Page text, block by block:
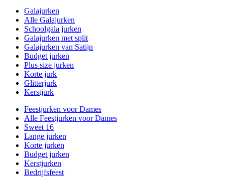
Galajurken
Alle Galajurken
Schoolgala jurken
Galajurken met split
Galajurken van Satijn
Budget jurken
Plus size jurken
Korte jurk
Glitterjurk
Kerstjurk
Feestjurken voor Dames
Alle Feestjurken voor Dames
Sweet 16
Lange jurken
Korte jurken
Budget jurken
Kerstjurken
Bedrijfsfeest